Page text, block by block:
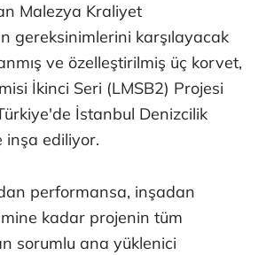
Malezya Kraliyet
gereksinimlerini karşılayacak
ve özelleştirilmiş üç korvet,
İkinci Seri (LMSB2) Projesi
İstanbul Denizcilik
inşa ediliyor.
performansa, inşadan
kadar projenin tüm
sorumlu ana yüklenici